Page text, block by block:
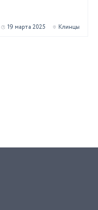
19 марта 2025 Клинцы